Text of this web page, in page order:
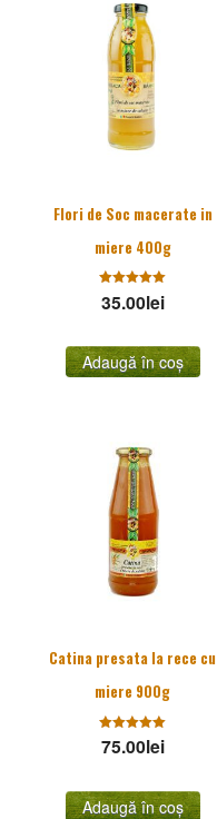
Flori de Soc macerate in
miere 400g
Evaluat la
5.00
35.00lei
Adaugă în coș
Catina presata la rece cu
miere 900g
Evaluat la
5.00
75.00lei
Adaugă în coș